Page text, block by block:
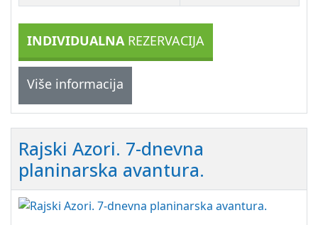
INDIVIDUALNAREZERVACIJA
Više informacija
Rajski Azori. 7-dnevna
planinarska avantura.